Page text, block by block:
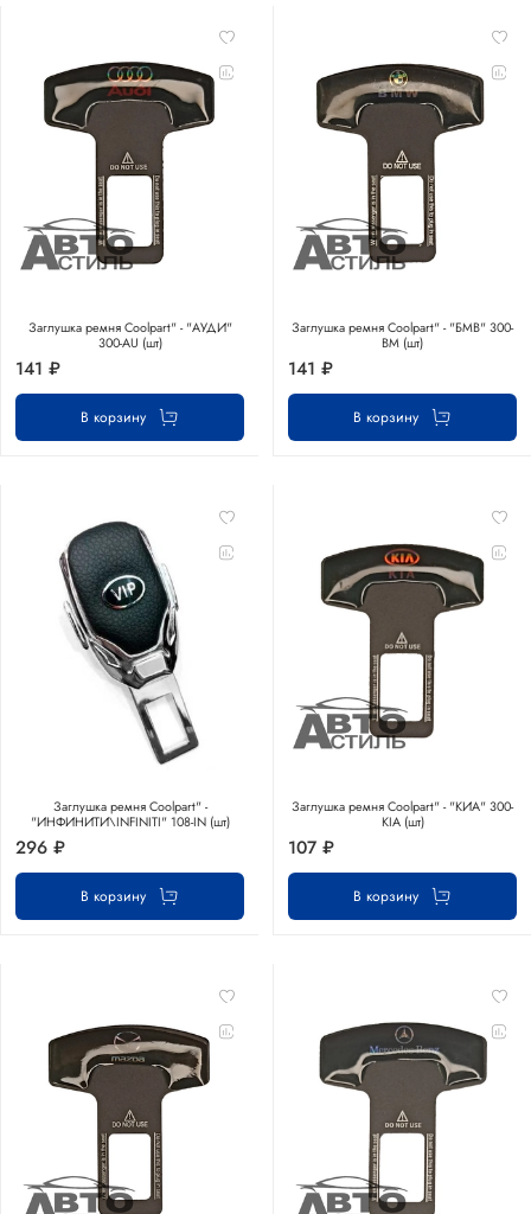
Заглушка ремня Coolpart" - "АУДИ"
300-AU (шт)
141 ₽
В корзину
Заглушка ремня Coolpart" - "БМВ" 300-
BM (шт)
141 ₽
В корзину
Заглушка ремня Coolpart" -
"ИНФИНИТИ\INFINITI" 108-IN (шт)
296 ₽
В корзину
Заглушка ремня Coolpart" - "КИА" 300-
KIA (шт)
107 ₽
В корзину